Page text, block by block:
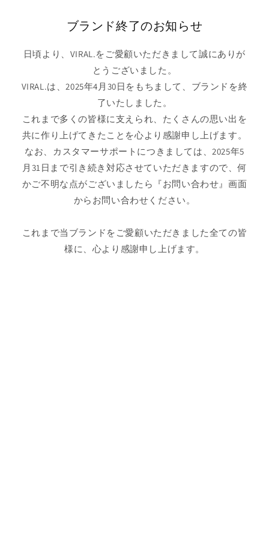
ブランド終了のお知らせ
日頃より、VIRAL.をご愛顧いただきまして誠にありが
とうございました。
VIRAL.は、2025年4月30日をもちまして、ブランドを終
了いたしました。
これまで多くの皆様に支えられ、たくさんの思い出を
共に作り上げてきたことを心より感謝申し上げます。
なお、カスタマーサポートにつきましては、2025年5
月31日まで引き続き対応させていただきますので、何
かご不明な点がございましたら『お問い合わせ』画面
からお問い合わせください。
これまで当ブランドをご愛顧いただきました全ての皆
様に、心より感謝申し上げます。